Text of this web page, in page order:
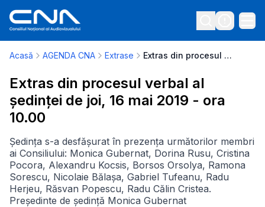
Acasă AGENDA CNA Extrase Extras din procesul verbal al ședinței de joi, 16 mai 2019 - ora 10.00
Extras din procesul verbal al
ședinței de joi, 16 mai 2019 - ora
10.00
Ședința s-a desfășurat în prezența următorilor membri
ai Consiliului: Monica Gubernat, Dorina Rusu, Cristina
Pocora, Alexandru Kocsis, Borsos Orsolya, Ramona
Sorescu, Nicolaie Bălașa, Gabriel Tufeanu, Radu
Herjeu, Răsvan Popescu, Radu Călin Cristea.
Președinte de ședință Monica Gubernat